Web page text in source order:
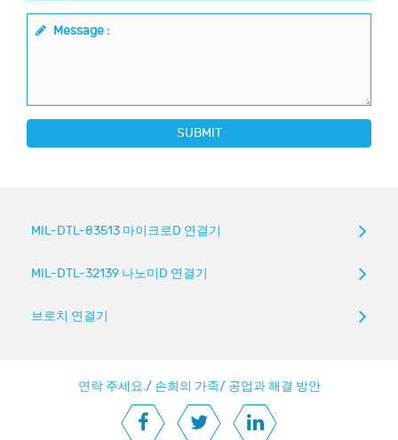
Message :
SUBMIT
MIL-DTL-83513 마이크로D 연결기
MIL-DTL-32139 나노미D 연결기
브로치 연결기
연락 주세요./ 손희의 가족/ 공업과 해결 방안